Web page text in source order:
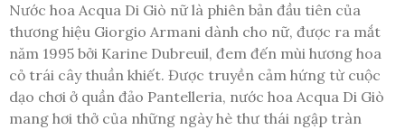
Nước hoa Acqua Di Giò nữ là phiên bản đầu tiên của
thương hiệu Giorgio Armani dành cho nữ, được ra mắt
năm 1995 bởi Karine Dubreuil, đem đến mùi hương hoa
cỏ trái cây thuần khiết. Được truyền cảm hứng từ cuộc
dạo chơi ở quần đảo Pantelleria, nước hoa Acqua Di Giò
mang hơi thở của những ngày hè thư thái ngập tràn